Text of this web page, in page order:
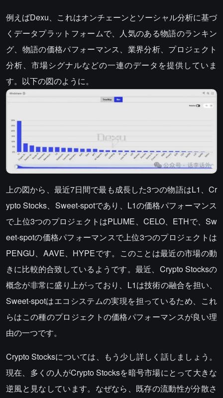
例えばDexu、これはオンチェーンとソーシャル分析に基づ
くデータプラットフォームで、人気のある物語のランキン
グ、物語の価格パフォーマンス、業界分析、プロジェクト
分析、市場シグナルなどの一連のデータを提供していま
す。以下の図のように。
上の図から、最近7日間で最も成長した3つの物語はL1、Cr
ypto Stocks、Sweet-spotであり、L1の価格パフォーマンス
で上位3つのプロジェクトはPLUME、CELO、ETHで、Sw
eet-spotの価格パフォーマンスで上位3つのプロジェクトは
PENGU、AAVE、HYPEです。このことは最近の市場の動
きに比較的合致しているようです。最近、Crypto Stocksの
概念が非常に盛り上がっており、L1は技術の融合を担い、
Sweet-spotはエコシステムの実現を担っているため、これ
らはこの種のプロジェクトの価格パフォーマンスが良い理
由の一つです。
Crypto Stocksについては、もう少し詳しく話しましょう。
現在、多くの人がCrypto Stocksを暗号市場にとって大きな
逆風と見なしています。なぜなら、既存の流動性が分散さ